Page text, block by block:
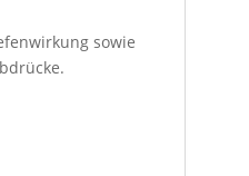
sowie